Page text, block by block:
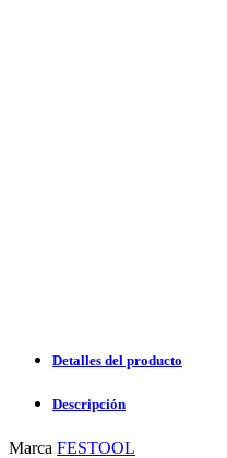
Detalles del producto
Descripción
Marca FESTOOL